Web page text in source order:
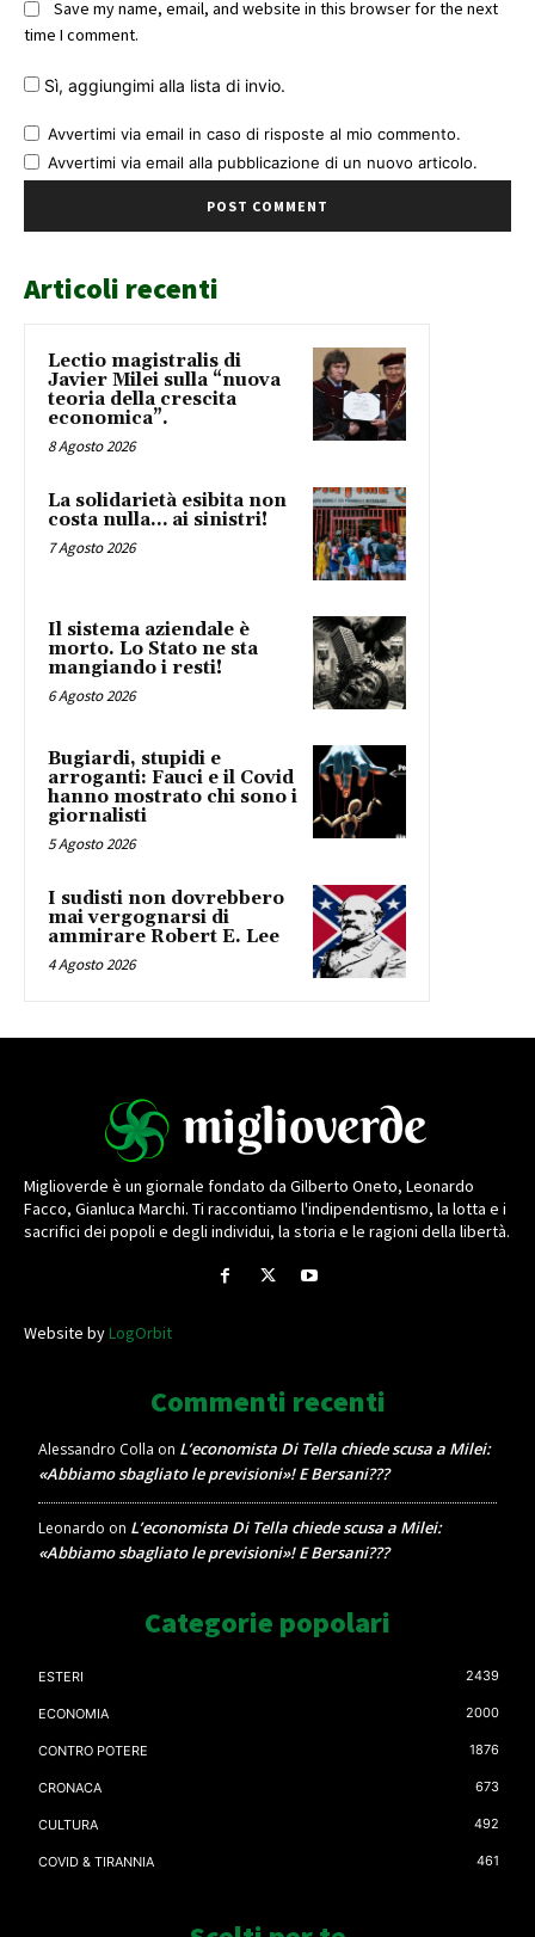
Save my name, email, and website in this browser for the next
time I comment.
Sì, aggiungimi alla lista di invio.
Avvertimi via email in caso di risposte al mio commento.
Avvertimi via email alla pubblicazione di un nuovo articolo.
Articoli recenti
Lectio magistralis di
Javier Milei sulla “nuova
teoria della crescita
economica”.
8 Agosto 2026
La solidarietà esibita non
costa nulla… ai sinistri!
7 Agosto 2026
Il sistema aziendale è
morto. Lo Stato ne sta
mangiando i resti!
6 Agosto 2026
Bugiardi, stupidi e
arroganti: Fauci e il Covid
hanno mostrato chi sono i
giornalisti
5 Agosto 2026
I sudisti non dovrebbero
mai vergognarsi di
ammirare Robert E. Lee
4 Agosto 2026
Miglioverde è un giornale fondato da Gilberto Oneto, Leonardo
Facco, Gianluca Marchi. Ti raccontiamo l'indipendentismo, la lotta e i
sacrifici dei popoli e degli individui, la storia e le ragioni della libertà.
Website byLogOrbit
Commenti recenti
Alessandro Colla on L’economista Di Tella chiede scusa a Milei:
«Abbiamo sbagliato le previsioni»! E Bersani???
Leonardo on L’economista Di Tella chiede scusa a Milei:
«Abbiamo sbagliato le previsioni»! E Bersani???
Categorie popolari
ESTERI 2439
ECONOMIA 2000
CONTRO POTERE 1876
CRONACA 673
CULTURA 492
COVID & TIRANNIA 461